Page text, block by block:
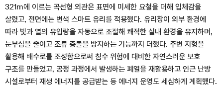
321m에 이르는 곡선형 외관은 표면에 미세한 요철을 더해 입체감을
살렸고, 전면에는 변색 스마트 유리를 적용했다. 유리창이 외부 환경에
따라 빛과 열의 유입량을 자동으로 조절해 쾌적한 실내 환경을 유지하며,
눈부심을 줄이고 조류 충돌을 방지하는 기능까지 더했다. 주변 지형을
활용해 배수로를 조성함으로써 침수 위험에 대비한 자연스러운 보호
구조를 만들었고, 공정 과정에서 발생하는 폐열을 재활용하고 인근 난방
시설로부터 재생 에너지를 공급받는 등 에너지 운영도 세심하게 계획했다.